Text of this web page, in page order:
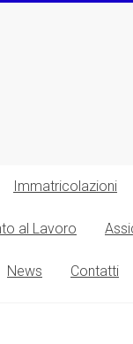
Immatricolazioni
al Lavoro
News Contatti